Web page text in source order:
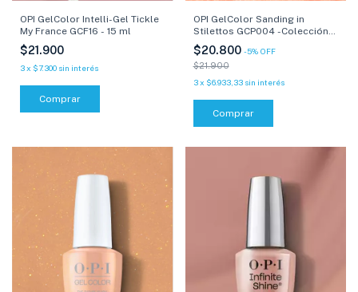
OPI GelColor Intelli-Gel Tickle
My France GCF16 - 15 ml
$21.900
3x $7.300 sin interés
Comprar
OPI GelColor Sanding in
Stilettos GCP004 -Colección
Summer the Makes Rules- 15
ml
$20.800 -5% OFF
$21.900
3 x $6.933,33 sin interés
Comprar